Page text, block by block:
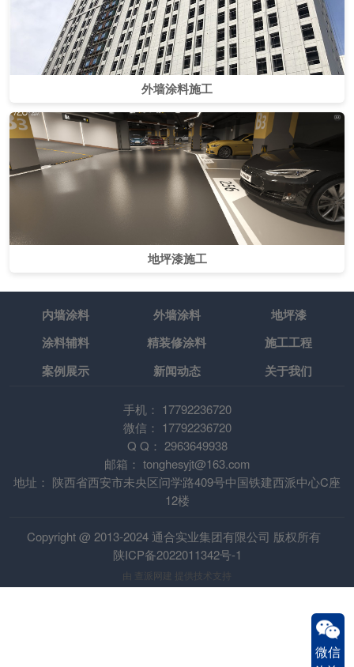
外墙涂料施工
地坪漆施工
内墙涂料 外墙涂料
地坪漆
涂料辅料
精装修涂料
施工工程
案例展示
新闻动态 关于我们
手机： 17792236720
微信： 17792236720
Q Q： 2963649938
邮箱： tonghesyjt@163.com
地址： 陕西省西安市未央区问学路409号中国铁建西派中心C座
12楼
Copyright @ 2013-2024 通合实业集团有限公司 版权所有
陕ICP备2022011342号-1
由 查派网建 提供技术支持
微信